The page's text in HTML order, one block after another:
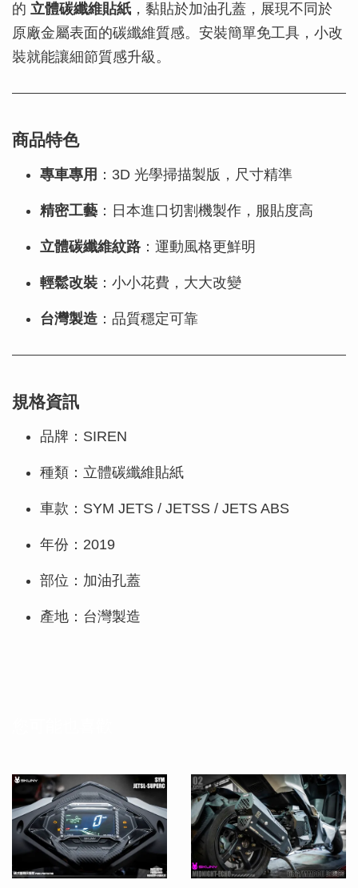
的 立體碳纖維貼紙 ，黏貼於加油孔蓋，展現不同於
原廠金屬表面的碳纖維質感。安裝簡單免工具，小改
裝就能讓細節質感升級。
商品特色
專車專用 ：3D 光學掃描製版，尺寸精準
精密工藝 ：日本進口切割機製作，服貼度高
立體碳纖維紋路 ：運動風格更鮮明
輕鬆改裝 ：小小花費，大大改變
台灣製造 ：品質穩定可靠
規格資訊
品牌：SIREN
種類：立體碳纖維貼紙
車款：SYM JETS / JETSS / JETS ABS
年份：2019
部位：加油孔蓋
產地：台灣製造